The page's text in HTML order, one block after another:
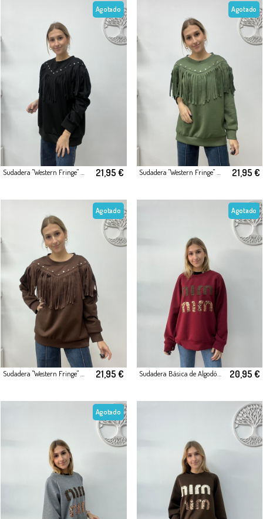
Agotado
21,95 €
Agotado
21,95 €
Agotado
21,95 €
Agotado
20,95 €
Agotado